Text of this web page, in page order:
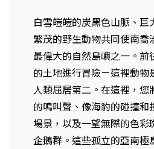
白雪皚皚的炭黑色山脈、巨
繁茂的野生動物共同使南喬
最偉大的自然島嶼之一。前
的土地進行冒險－這裡動物
人類屈居第二。在這裡，您
的鳴叫聲、像海豹的碰撞和
場景，以及一望無際的色彩
企鵝群。這些孤立的亞南極